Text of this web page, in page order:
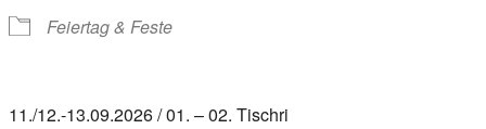
Feiertag & Feste
11./12.-13.09.2026 / 01. – 02. Tischri